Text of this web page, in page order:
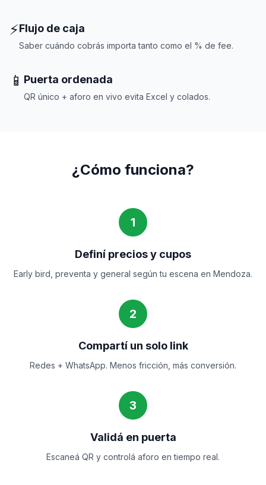
⚡Flujo de caja
Saber cuándo cobrás importa tanto como el % de fee.
📱 Puerta ordenada
QR único + aforo en vivo evita Excel y colados.
¿Cómo funciona?
1
Definí precios y cupos
Early bird, preventa y general según tu escena en Mendoza.
2
Compartí un solo link
Redes + WhatsApp. Menos fricción, más conversión.
3
Validá en puerta
Escaneá QR y controlá aforo en tiempo real.